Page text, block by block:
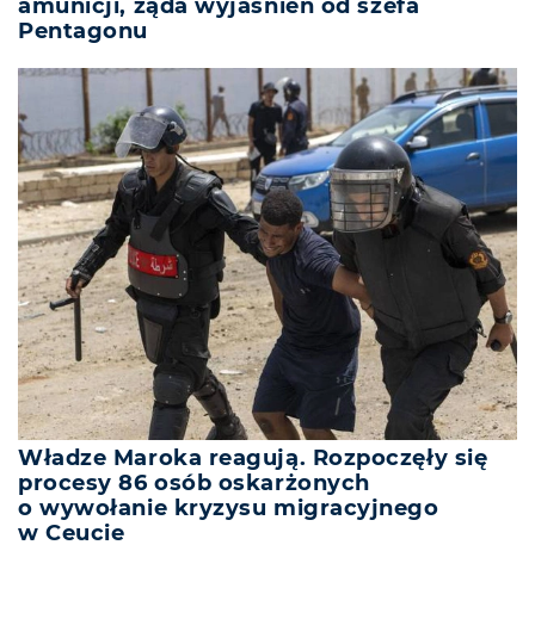
amunicji, żąda wyjaśnień od szefa
Pentagonu
Władze Maroka reagują. Rozpoczęły się
procesy 86 osób oskarżonych
o wywołanie kryzysu migracyjnego
w Ceucie